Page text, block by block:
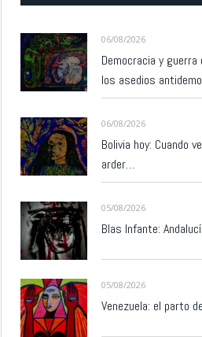
06/08/2026
Democracia y
los asedios
06/08/2026
Bolivia hoy: Cuando
arder…
05/08/2026
Blas Infante:
05/08/2026
Venezuela: el parto